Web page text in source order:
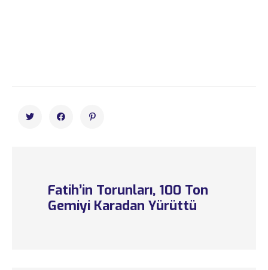
Fatih’in Torunları, 100 Ton
Gemiyi Karadan Yürüttü